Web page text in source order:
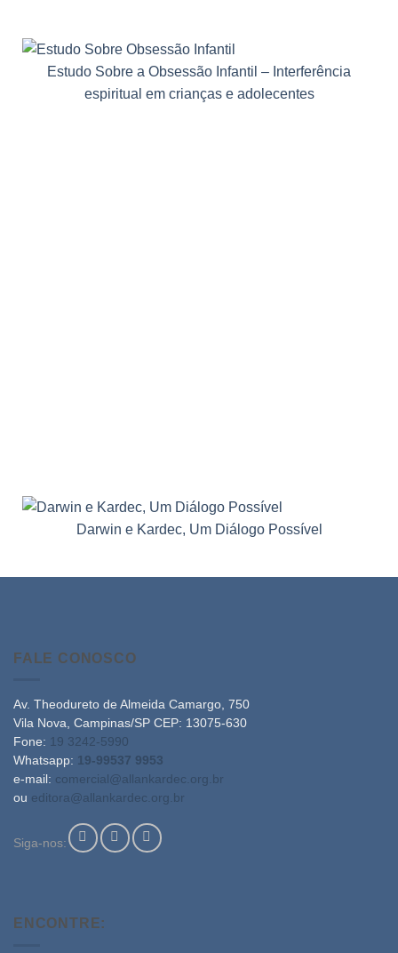
Estudo Sobre a Obsessão Infantil – Interferência
espiritual em crianças e adolecentes
Darwin e Kardec, Um Diálogo Possível
FALE CONOSCO
Av. Theodureto de Almeida Camargo, 750
Vila Nova, Campinas/SP CEP: 13075-630
Fone: 19 3242-5990
Whatsapp: 19-99537 9953
e-mail: comercial@allankardec.org.br
ou editora@allankardec.org.br
Siga-nos:
ENCONTRE: